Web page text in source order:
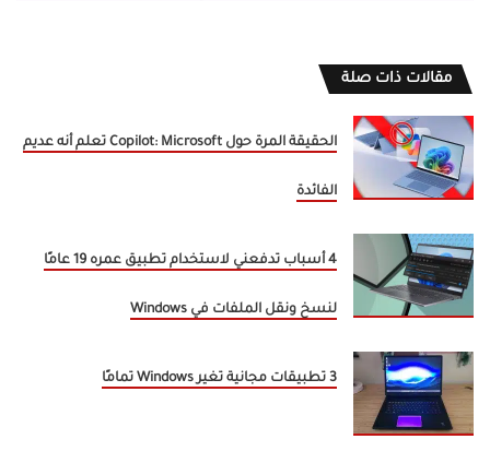
مقالات ذات صلة
الحقيقة المرة حول Copilot: Microsoft تعلم أنه عديم
الفائدة
4 أسباب تدفعني لاستخدام تطبيق عمره 19 عامًا
لنسخ ونقل الملفات في Windows
3 تطبيقات مجانية تغير Windows تمامًا